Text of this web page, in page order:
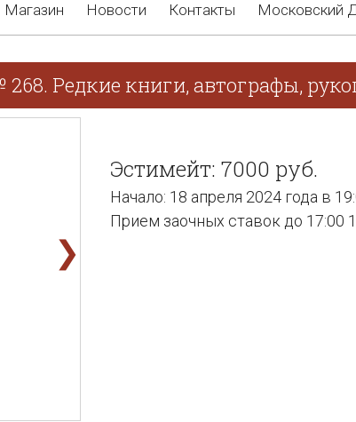
Магазин Новости Контакты Московский
Редкие книги, автографы,
❯
Эстимейт: 7000 руб.
Начало: 18 апреля 2024 года в
Прием заочных ставок до 17:00